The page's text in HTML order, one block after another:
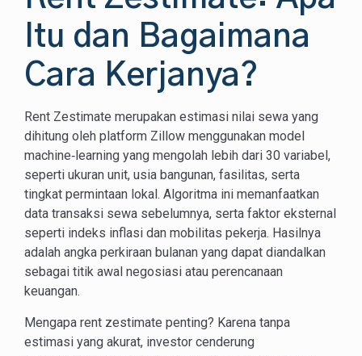
Itu dan Bagaimana
Cara Kerjanya?
Rent Zestimate merupakan estimasi nilai sewa yang
dihitung oleh platform Zillow menggunakan model
machine‑learning yang mengolah lebih dari 30 variabel,
seperti ukuran unit, usia bangunan, fasilitas, serta
tingkat permintaan lokal. Algoritma ini memanfaatkan
data transaksi sewa sebelumnya, serta faktor eksternal
seperti indeks inflasi dan mobilitas pekerja. Hasilnya
adalah angka perkiraan bulanan yang dapat diandalkan
sebagai titik awal negosiasi atau perencanaan
keuangan.
Mengapa rent zestimate penting? Karena tanpa
estimasi yang akurat, investor cenderung